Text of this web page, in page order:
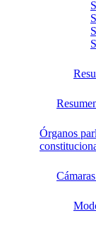
Órganos